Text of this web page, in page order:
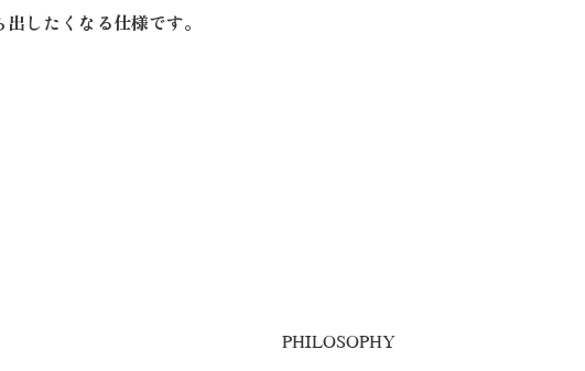
したくなる仕様です。
PHILOSOPHY